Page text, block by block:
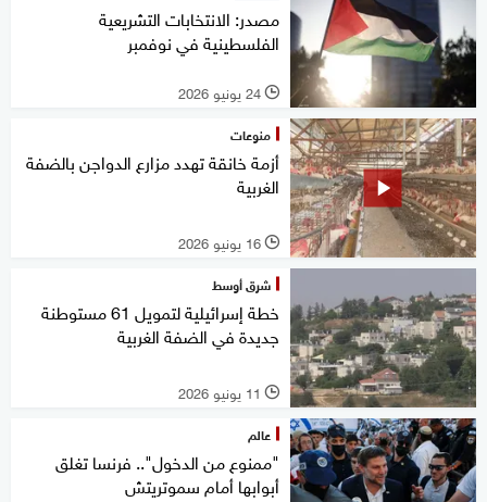
مصدر: الانتخابات التشريعية
الفلسطينية في نوفمبر
l 24 يونيو 2026
منوعات
أزمة خانقة تهدد مزارع الدواجن بالضفة
الغربية
l 16 يونيو 2026
شرق أوسط
خطة إسرائيلية لتمويل 61 مستوطنة
جديدة في الضفة الغربية
l 11 يونيو 2026
عالم
"ممنوع من الدخول".. فرنسا تغلق
أبوابها أمام سموتريتش